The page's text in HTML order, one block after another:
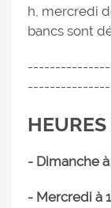
h, mercredi
bancs sont
HEURES
- Dimanche à
- Mercredi à